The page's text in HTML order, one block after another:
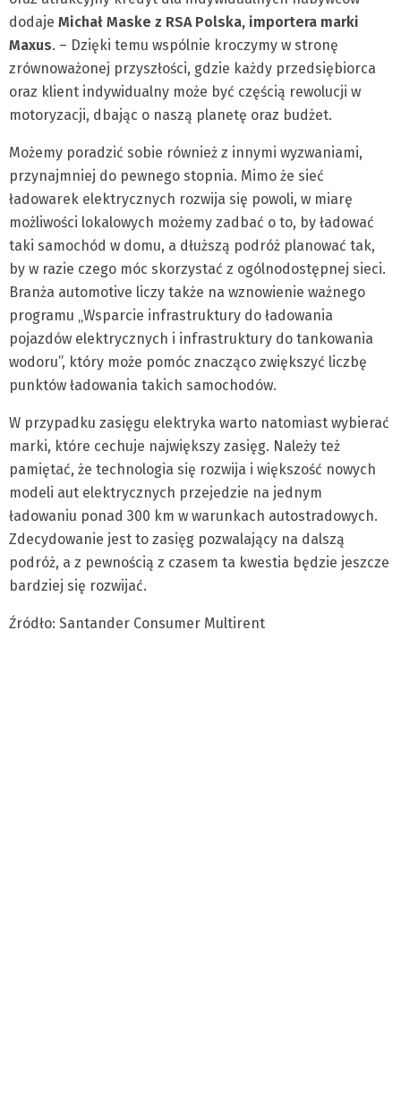
dodaje Michał Maske z RSA Polska, importera marki
Maxus. – Dzięki temu wspólnie kroczymy w stronę
zrównoważonej przyszłości, gdzie każdy przedsiębiorca
oraz klient indywidualny może być częścią rewolucji w
motoryzacji, dbając o naszą planetę oraz budżet.
Możemy poradzić sobie również z innymi wyzwaniami,
przynajmniej do pewnego stopnia. Mimo że sieć
ładowarek elektrycznych rozwija się powoli, w miarę
możliwości lokalowych możemy zadbać o to, by ładować
taki samochód w domu, a dłuższą podróż planować tak,
by w razie czego móc skorzystać z ogólnodostępnej sieci.
Branża automotive liczy także na wznowienie ważnego
programu „Wsparcie infrastruktury do ładowania
pojazdów elektrycznych i infrastruktury do tankowania
wodoru”, który może pomóc znacząco zwiększyć liczbę
punktów ładowania takich samochodów.
W przypadku zasięgu elektryka warto natomiast wybierać
marki, które cechuje największy zasięg. Należy też
pamiętać, że technologia się rozwija i większość nowych
modeli aut elektrycznych przejedzie na jednym
ładowaniu ponad 300 km w warunkach autostradowych.
Zdecydowanie jest to zasięg pozwalający na dalszą
podróż, a z pewnością z czasem ta kwestia będzie jeszcze
bardziej się rozwijać.
Źródło: Santander Consumer Multirent